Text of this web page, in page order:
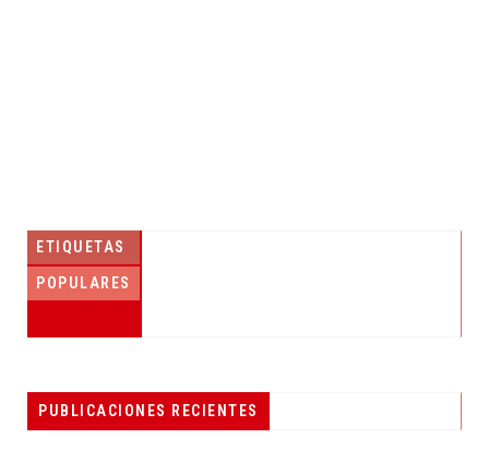
ETIQUETAS
POPULARES
PUBLICACIONES RECIENTES
PESCADORES RECIBEN EQUIPO DE
RADIOCOMUNICACIÓN